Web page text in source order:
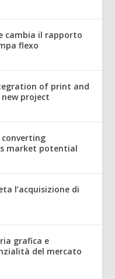
cambia il rapporto
flexo
of print and
project
market potential
l’acquisizione di
grafica e
del mercato